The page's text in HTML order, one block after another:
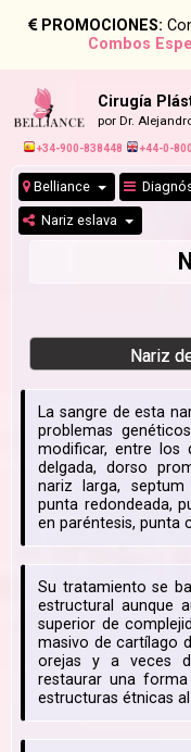
PROMOCIONES:
Combos
Cirugía
por Dr.
+34-900-838448 +44-0-
Belliance
Nariz eslava
Nariz
La sangre de esta
problemas
modificar, entre los
delgada, dorso
nariz larga,
punta redondeada,
en paréntesis, punta
Su tratamiento se
estructural aunque
superior de
masivo de cartílago
orejas y a veces
restaurar una
estructuras étnicas